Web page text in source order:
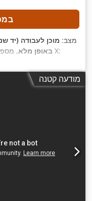
מצב: מוכן לעבודה (יד
באופן מלא,
, מרחק נסיעה בציר X:
810 מ"מ, מהירות ציר
מודעה קטנה